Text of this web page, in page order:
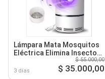
Lámpara Mata Mosquitos
Eléctrica Elimina Insectos
3 días
$ 55.000,00
$ 35.000,00